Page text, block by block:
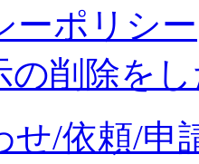
ーポリシー
の削除を
せ/依頼/申